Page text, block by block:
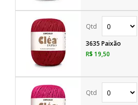
3635 Paixão
R$ 19,50